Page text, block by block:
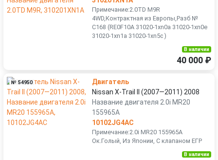
Примечание:2.0TD M9R
4WD,Контрактная из Европы,Разб №
С168 (RE0F10A 31020-1хn0a 31020-1хn0e
31020-1хn1а 31020-1xn5c )
В наличии
40 000 ₽
№ 54950
Двигатель
Nissan X-Trail II (2007—2011) 2008
Название двигателя 2.0i MR20
155965A
10102JG4AC
Примечание:2.0i MR20 155965A
Ок.Голый, Из Японии, С клапаном ЕГР
В наличии